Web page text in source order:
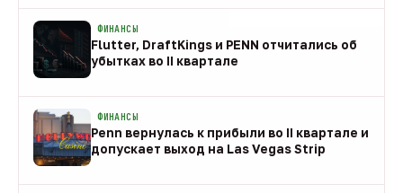
ФИНАНСЫ
Flutter, DraftKings и PENN отчитались об
убытках во II квартале
ФИНАНСЫ
Penn вернулась к прибыли во II квартале и
допускает выход на Las Vegas Strip